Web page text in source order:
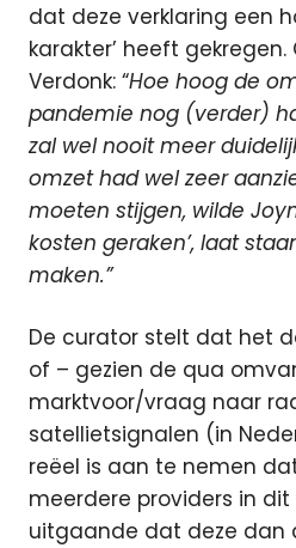
dat deze verklaring een
karakter’ heeft gekregen.
Verdonk: “Hoe hoog de
pandemie nog (verder)
zal wel nooit meer
omzet had wel zeer
moeten stijgen, wilde
kosten geraken’, laat
maken.”
De curator stelt dat het
of – gezien de qua
marktvoor/vraag naar
satellietsignalen (in
reëel is aan te nemen
meerdere providers in
uitgaande dat deze dan